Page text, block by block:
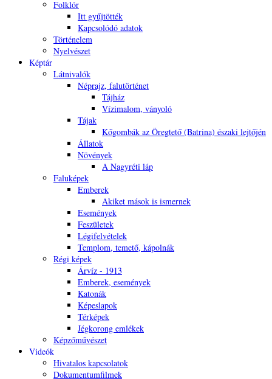
Folklór
Itt gyűjtötték
Kapcsolódó adatok
Történelem
Nyelvészet
Képtár
Látnivalók
Néprajz, falutörténet
Tájház
Vízimalom, ványoló
Tájak
Kőgombák az Öregtető (Batrina) északi lejtőjén
Állatok
Növények
A Nagyréti láp
Faluképek
Emberek
Akiket mások is ismernek
Események
Feszületek
Légifelvételek
Templom, temető, kápolnák
Régi képek
Árvíz - 1913
Emberek, események
Katonák
Képeslapok
Térképek
Jégkorong emlékek
Képzőművészet
Videók
Hivatalos kapcsolatok
Dokumentumfilmek